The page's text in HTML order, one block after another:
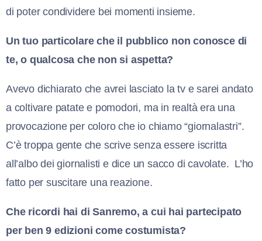
di poter condividere bei momenti insieme.
Un tuo particolare che il pubblico non conosce di
te, o qualcosa che non si aspetta?
Avevo dichiarato che avrei lasciato la tv e sarei andato
a coltivare patate e pomodori, ma in realtà era una
provocazione per coloro che io chiamo “giornalastri”.
C’è troppa gente che scrive senza essere iscritta
all’albo dei giornalisti e dice un sacco di cavolate. L’ho
fatto per suscitare una reazione.
Che ricordi hai di Sanremo, a cui hai partecipato
per ben 9 edizioni come costumista?